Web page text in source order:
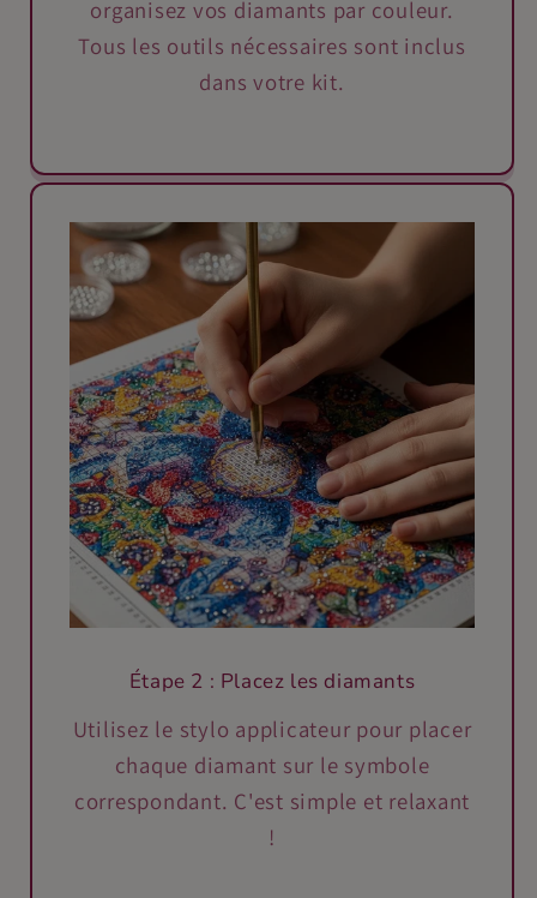
organisez vos diamants par couleur.
Tous les outils nécessaires sont inclus
dans votre kit.
Étape 2 : Placez les diamants
Utilisez le stylo applicateur pour placer
chaque diamant sur le symbole
correspondant. C'est simple et relaxant
!